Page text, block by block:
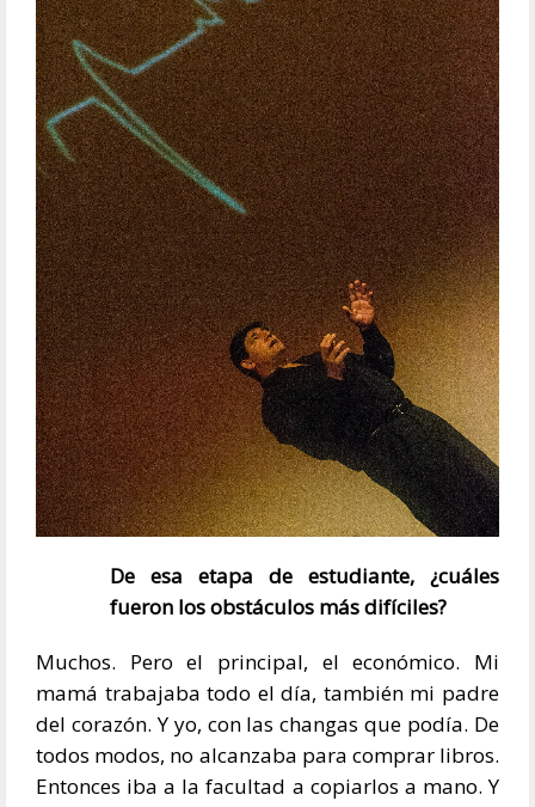
De esa etapa de estudiante, ¿cuáles
fueron los obstáculos más difíciles?
Muchos. Pero el principal, el económico. Mi
mamá trabajaba todo el día, también mi padre
del corazón. Y yo, con las changas que podía. De
todos modos, no alcanzaba para comprar libros.
Entonces iba a la facultad a copiarlos a mano. Y